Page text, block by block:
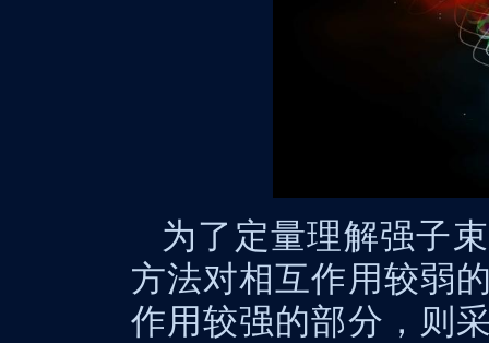
为了定量理解强子
方法对相互作用较弱
作用较强的部分，则